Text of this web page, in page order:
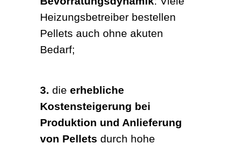
Heizungsbetreiber bestellen
Pellets auch ohne akuten
Bedarf;
3. die erhebliche
Kostensteigerung bei
Produktion und Anlieferung
von Pellets durch hohe